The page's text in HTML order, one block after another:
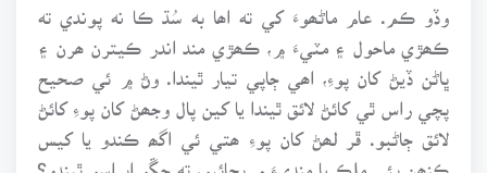
وڏو ڪم. عام ماڻھوءَ کي ته اھا به سُڌ ڪا نه پوندي ته
ڪھڙي ماحول ۽ مٽيءَ ۾، ڪھڙي مند اندر ڪيترن ھرن ۽
ڀاڻن ڏيڻ کان پوءِ، اھي ڄاپي تيار ٿيندا. وڻ ۾ ئي صحيح
پچي راس ٿي کائڻ لائق ٿيندا يا کين پال وجھڻ کان پوءِ کائڻ
لائق ڄاڻبو. ڦر لھڻ کان پوءِ ھتي ئي اگھ ڪندو يا کيس
ڪنھن ٻئي ملڪ يا منڊيءَ ۾ پڄائبو، ته چڱو اپراسو ٿيندو؟